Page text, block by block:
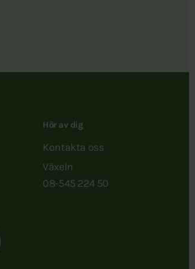
Hör av dig
Kontakta oss
Växeln
08-545 224 50